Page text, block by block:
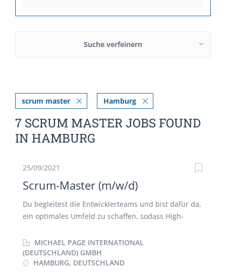
Suche verfeinern
scrum master Hamburg
7 SCRUM MASTER JOBS FOUND
IN HAMBURG
25/09/2021
Scrum-Master (m/w/d)
Du begleitest die Entwicklerteams und bist dafür da,
ein optimales Umfeld zu schaffen, sodass High-
verantwortlich, dem Team einen Überblick über
verschiedene Praktiken und Tools zu geben und
hilfst dabei, diese sinnvoll anzuwenden. Darüber
MICHAEL PAGE INTERNATIONAL
(DEUTSCHLAND) GMBH
HAMBURG, DEUTSCHLAND